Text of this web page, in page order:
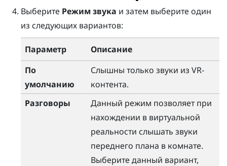
Выберите Режим звука и затем выберите один
из следующих вариантов:
Параметр
Описание
По
умолчанию
Слышны только звуки из VR-
контента.
Разговоры
Данный режим позволяет при
нахождении в виртуальной
реальности слышать звуки
переднего плана в комнате.
Выберите данный вариант,